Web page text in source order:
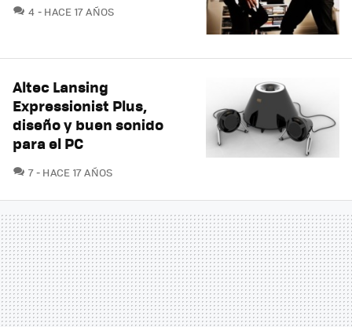
4 COMENTARIOS
HACE 17 AÑOS
Altec Lansing
Expressionist Plus,
diseño y buen sonido
para el PC
7COMENTARIOS
HACE 17 AÑOS